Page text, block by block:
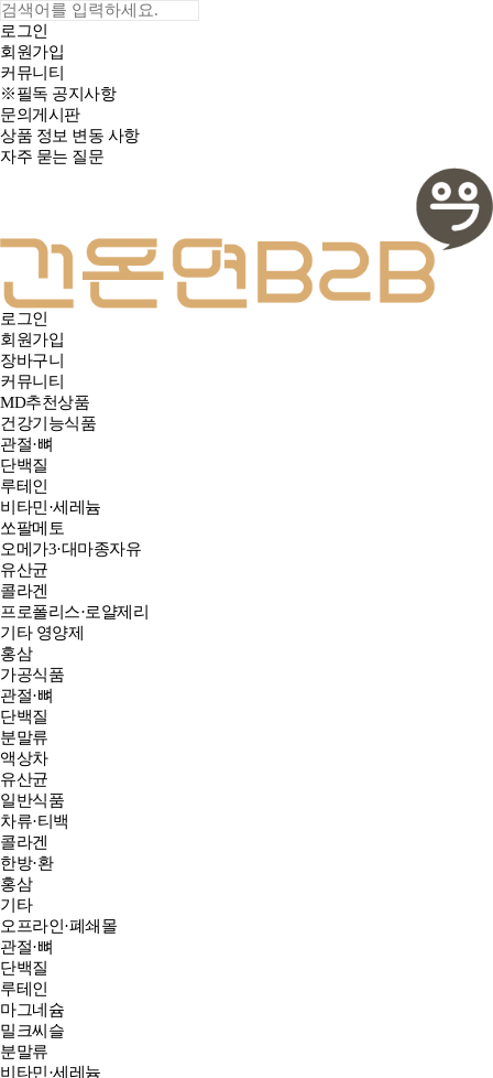
로그인
회원가입
커뮤니티
※필독 공지사항
문의게시판
상품 정보 변동 사항
자주 묻는 질문
로그인
회원가입
장바구니
커뮤니티
MD추천상품
건강기능식품
관절·뼈
단백질
루테인
비타민·세레늄
쏘팔메토
오메가3·대마종자유
유산균
콜라겐
프로폴리스·로얄제리
기타 영양제
홍삼
가공식품
관절·뼈
단백질
분말류
액상차
유산균
일반식품
차류·티백
콜라겐
한방·환
홍삼
기타
오프라인·폐쇄몰
관절·뼈
단백질
루테인
마그네슘
밀크씨슬
분말류
비타민·세레늄